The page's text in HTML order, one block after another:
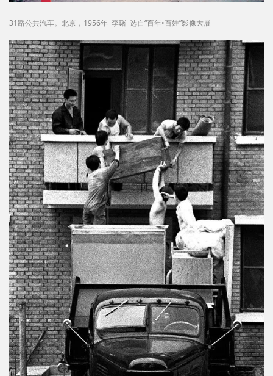
31路公共汽车。北京，1956年 李曙 选自“百年•百姓”影像大展